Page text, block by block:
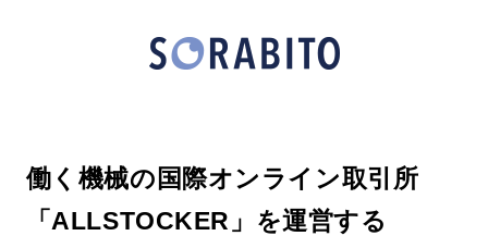
働く機械の国際オンライン取引所
「ALLSTOCKER」を運営する